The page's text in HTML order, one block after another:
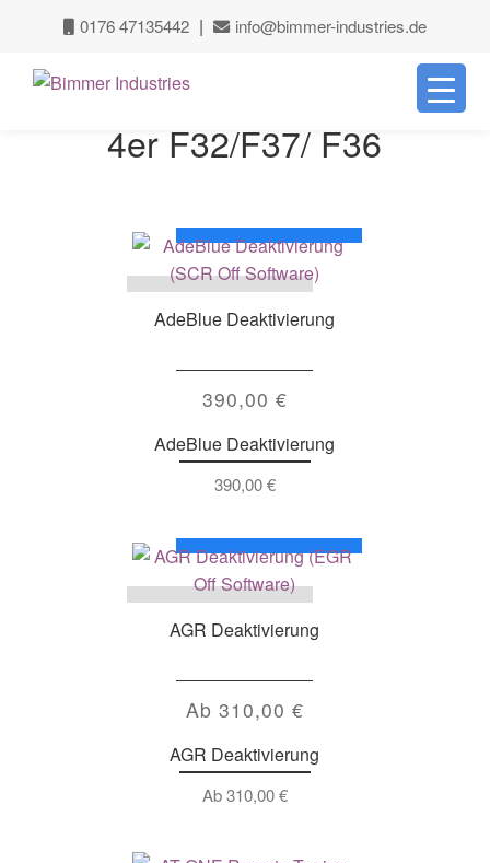
0176 47135442 | info@bimmer-industries.de
Zur
Navigation
Zum
Inhalt
4er F32/F37/ F36
AdeBlue Deaktivierung
390,00 €
AdeBlue Deaktivierung
390,00€
AGR Deaktivierung
Ab 310,00 €
AGR Deaktivierung
Ab310,00€